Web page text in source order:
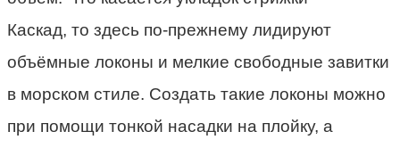
Каскад, то здесь по-прежнему лидируют
объёмные локоны и мелкие свободные завитки
в морском стиле. Создать такие локоны можно
при помощи тонкой насадки на плойку, а